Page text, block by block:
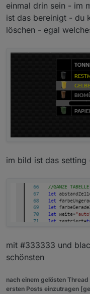
let
//Farbe für
let
gerade
einmal drin sein - im
ist das bereinigt - du
löschen - egal
im bild ist das setting
mit #333333 und
schönsten
nach einem gelösten
ersten Posts einzutragen